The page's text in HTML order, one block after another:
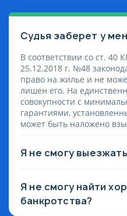
Судья заберет у
В соответствии со ст.
25.12.2018 г. №48
право на жилье и не
лишен его. На
совокупности с
гарантиями,
может быть наложено
Я не смогу
банкротства — это
процедуры реализации
банкротстве. На
Я не смогу найти
банкротства?